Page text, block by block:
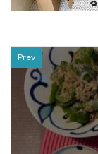
Prev